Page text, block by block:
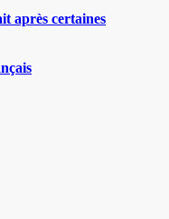
après certaines